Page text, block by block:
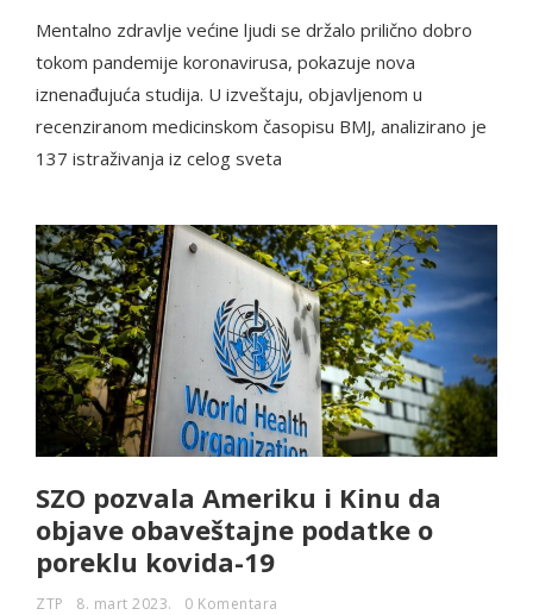
Mentalno zdravlje većine ljudi se držalo prilično dobro
tokom pandemije koronavirusa, pokazuje nova
iznenađujuća studija. U izveštaju, objavljenom u
recenziranom medicinskom časopisu BMJ, analizirano je
137 istraživanja iz celog sveta
SZO pozvala Ameriku i Kinu da
objave obaveštajne podatke o
poreklu kovida-19
ZTP 8. mart 2023. 0 Komentara